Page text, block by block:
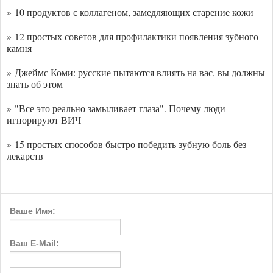
» 10 продуктов с коллагеном, замедляющих старение кожи
» 12 простых советов для профилактики появления зубного
камня
» Джеймс Коми: русские пытаются влиять на вас, вы должны
знать об этом
» "Все это реально замыливает глаза". Почему люди
игнорируют ВИЧ
» 15 простых способов быстро победить зубную боль без
лекарств
Ваше Имя:
Ваш E-Mail: